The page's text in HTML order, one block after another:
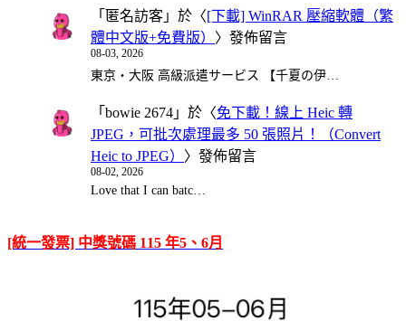
「 匿名訪客 」於〈[下載] WinRAR 壓縮軟體（繁
體中文版+免費版） 〉發佈留言
08-03, 2026
東京・大阪 高級派遣サービス 【千夏の伊…
「 bowie 2674 」於〈免下載！線上 Heic 轉
JPEG，可批次處理最多 50 張照片！（Convert
Heic to JPEG） 〉發佈留言
08-02, 2026
Love that I can batc…
[統一發票] 中獎號碼 115 年5、6月